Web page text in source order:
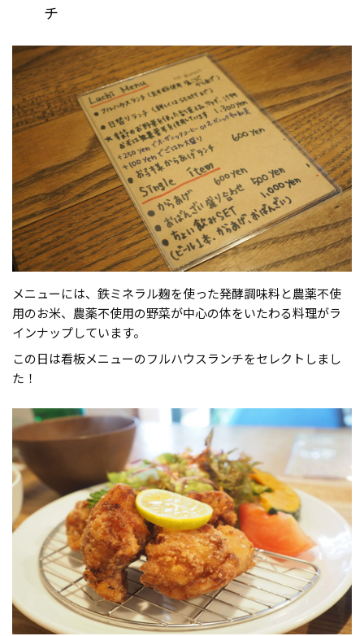
チ
メニューには、鉄ミネラル麹を使った発酵調味料と農薬不使
用のお米、農薬不使用の野菜が中心の体をいたわる料理がラ
インナップしています。
この日は看板メニューのフルハウスランチをセレクトしまし
た！